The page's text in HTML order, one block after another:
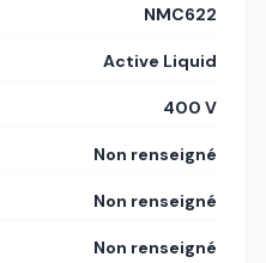
NMC622
Active Liquid
400 V
Non renseigné
Non renseigné
Non renseigné